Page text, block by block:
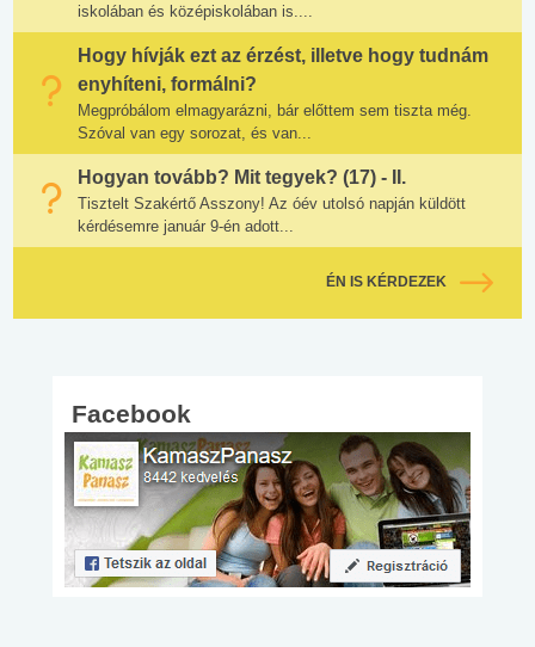
iskolában és középiskolában is....
Hogy hívják ezt az érzést, illetve hogy tudnám
enyhíteni, formálni?
Megpróbálom elmagyarázni, bár előttem sem tiszta még.
Szóval van egy sorozat, és van...
Hogyan tovább? Mit tegyek? (17) - II.
Tisztelt Szakértő Asszony! Az óév utolsó napján küldött
kérdésemre január 9-én adott...
ÉN IS KÉRDEZEK
Facebook